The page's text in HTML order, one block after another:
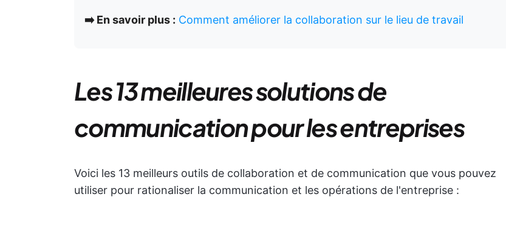
➡️ En savoir plus : Comment améliorer la collaboration sur le lieu de travail
Les 13 meilleures solutions de
communication pour les entreprises
Voici les 13 meilleurs outils de collaboration et de communication que vous pouvez
utiliser pour rationaliser la communication et les opérations de l'entreprise :